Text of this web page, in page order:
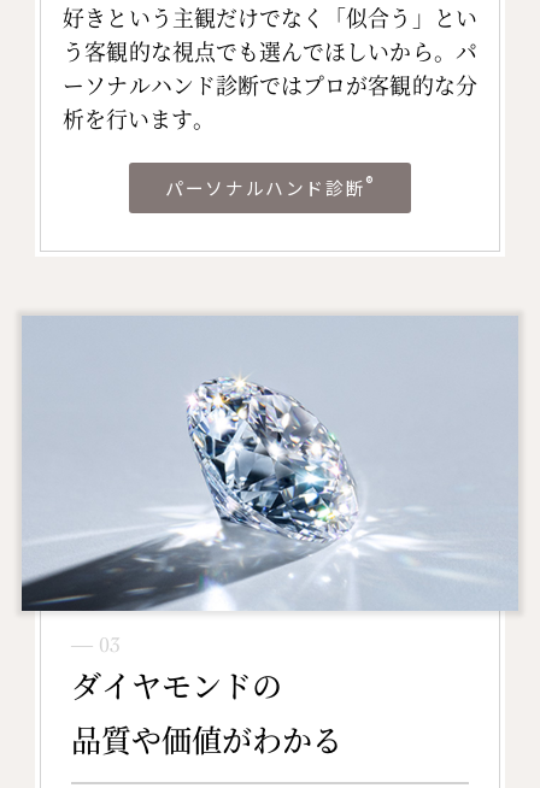
好きという主観だけでなく「似合う」とい
う客観的な視点でも選んでほしいから。パ
ーソナルハンド診断ではプロが客観的な分
析を行います。
パーソナルハンド診断®
― 03
ダイヤモンドの
品質や価値がわかる